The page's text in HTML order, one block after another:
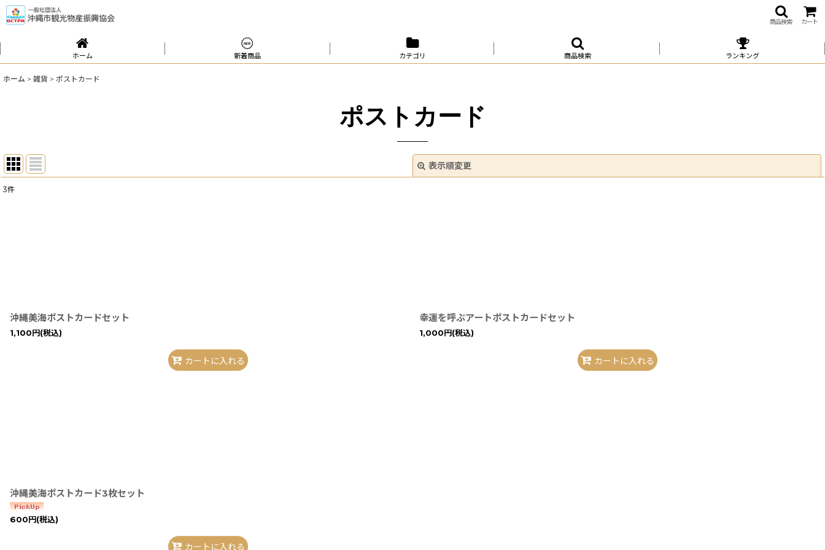
商品検索 カート
ホーム 新着商品 カテゴリ 商品検索 ランキング
ホーム > 雑貨 > ポストカード
ポストカード
表示順変更
3件
沖縄美海ポストカードセット
1,100円(税込)
カートに入れる
幸運を呼ぶアートポストカードセット
1,000円(税込)
カートに入れる
沖縄美海ポストカード3枚セット
600円(税込)
カートに入れる